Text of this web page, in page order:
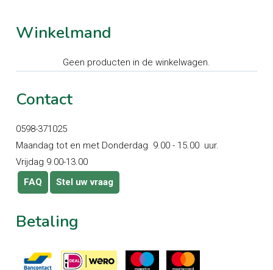
Winkelmand
Geen producten in de winkelwagen.
Contact
0598-371025
Maandag tot en met Donderdag 9.00 - 15.00 uur.
Vrijdag 9.00-13.00
FAQ
Stel uw vraag
Betaling